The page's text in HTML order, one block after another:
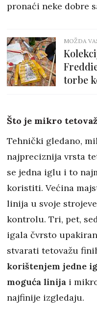
pronaći neke dobre
MOŽDA
torbe
Što je mikro
Tehnički gledano,
najpreciznija vrsta
se jedna iglu i to
koristiti. Većina
linija u svoje
kontrolu. Tri, pet,
igala čvrsto
stvarati tetovažu
korištenjem jedne
moguća linija i
najfinije izgledaju.